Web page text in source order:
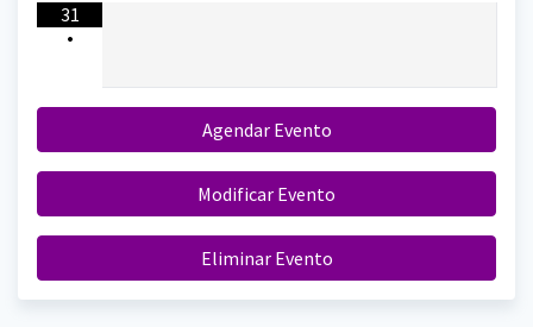
31
•
Agendar Evento
Modificar Evento
Eliminar Evento